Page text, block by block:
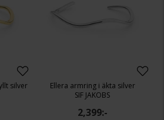
silver
Ellera armring i äkta silver
SIF JAKOBS
2,399:-